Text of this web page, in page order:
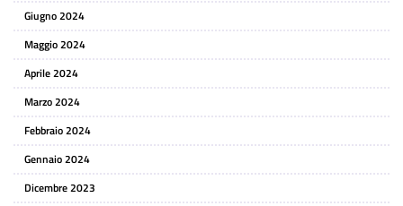
Giugno 2024
Maggio 2024
Aprile 2024
Marzo 2024
Febbraio 2024
Gennaio 2024
Dicembre 2023